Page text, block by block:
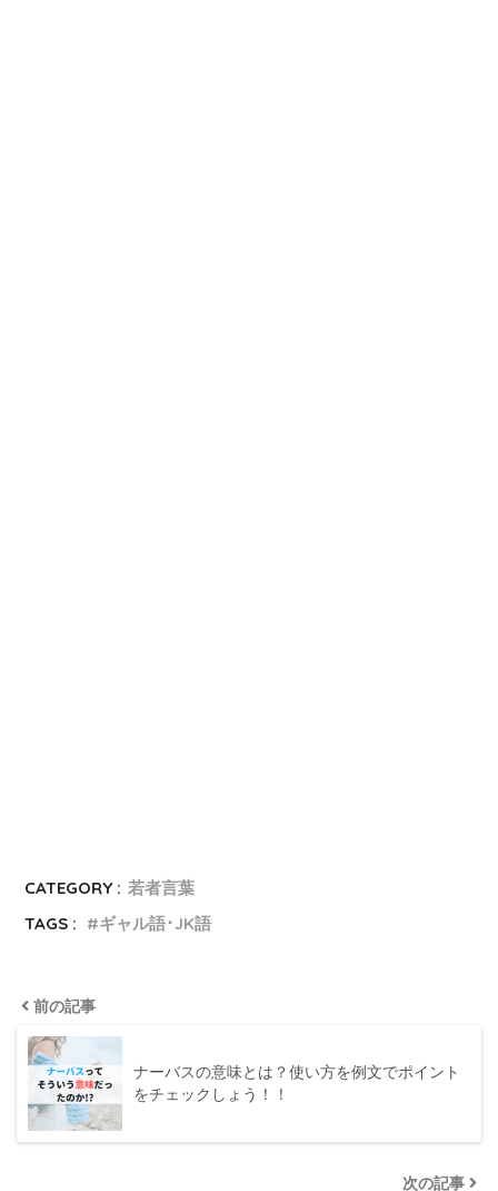
CATEGORY : 若者言葉
TAGS :
ギャル語･JK語
前の記事
ナーバスの意味とは？使い方を例文でポイント
をチェックしょう！！
次の記事